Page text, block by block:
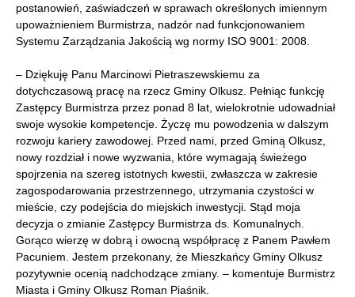
postanowień, zaświadczeń w sprawach określonych imiennym
upoważnieniem Burmistrza, nadzór nad funkcjonowaniem
Systemu Zarządzania Jakością wg normy ISO 9001: 2008.
– Dziękuję Panu Marcinowi Pietraszewskiemu za
dotychczasową pracę na rzecz Gminy Olkusz. Pełniąc funkcję
Zastępcy Burmistrza przez ponad 8 lat, wielokrotnie udowadniał
swoje wysokie kompetencje. Życzę mu powodzenia w dalszym
rozwoju kariery zawodowej. Przed nami, przed Gminą Olkusz,
nowy rozdział i nowe wyzwania, które wymagają świeżego
spojrzenia na szereg istotnych kwestii, zwłaszcza w zakresie
zagospodarowania przestrzennego, utrzymania czystości w
mieście, czy podejścia do miejskich inwestycji. Stąd moja
decyzja o zmianie Zastępcy Burmistrza ds. Komunalnych.
Gorąco wierzę w dobrą i owocną współpracę z Panem Pawłem
Pacuniem. Jestem przekonany, że Mieszkańcy Gminy Olkusz
pozytywnie ocenią nadchodzące zmiany. – komentuje Burmistrz
Miasta i Gminy Olkusz Roman Piaśnik.